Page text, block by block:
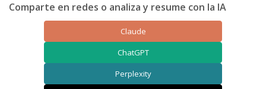
Comparte en redes o analiza y resume con la IA
Claude
ChatGPT
Perplexity